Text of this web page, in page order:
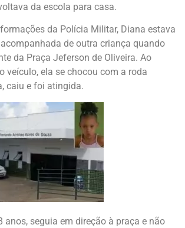
da escola para casa.
da Polícia Militar, Diana estava
de outra criança quando
da Praça Jeferson de Oliveira. Ao
veículo, ela se chocou com a roda
caiu e foi atingida.
anos, seguia em direção à praça e não